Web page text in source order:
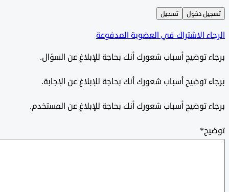
دخول تسجيل
الاشتراك في العضوية المدفوعة
توضيح أسباب شعورك أنك بحاجة للإبلاغ عن السؤال.
توضيح أسباب شعورك أنك بحاجة للإبلاغ عن الإجابة.
توضيح أسباب شعورك أنك بحاجة للإبلاغ عن المستخدم.
*